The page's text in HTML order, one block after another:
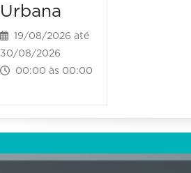
Urbana
19/08/2026 até
30/08/2026
00:00 às 00:00